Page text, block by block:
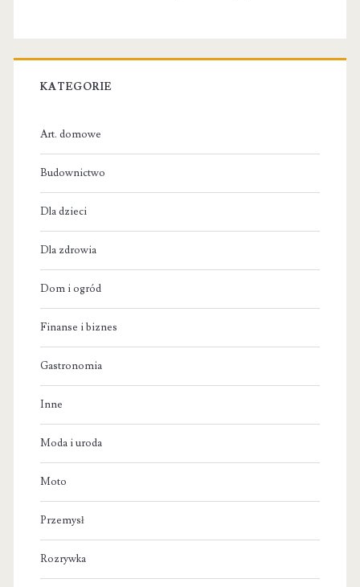
KATEGORIE
Art. domowe
Budownictwo
Dla dzieci
Dla zdrowia
Dom i ogród
Finanse i biznes
Gastronomia
Inne
Moda i uroda
Moto
Przemysł
Rozrywka